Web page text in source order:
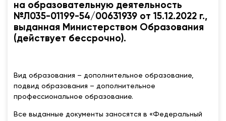
на образовательную деятельность
№Л035-01199-54/00631939 от 15.12.2022 г.,
выданная Министерством Образования
(действует бессрочно).
Вид образования – дополнительное образование,
подвид образования – дополнительное
профессиональное образование.
Все выданные документы заносятся в «Федеральный